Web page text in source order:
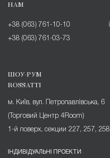
НАМ
+38 (063) 761-10-10
+38 (063) 761-03-73
ШОУ-РУМ
ROSSATTI
м. Київ, вул. Петропавлівська, 6
(Торговий Центр 4Room)
1-й поверх, секции 227, 257, 258
ІНДИВІДУАЛЬНІ ПРОЕКТИ